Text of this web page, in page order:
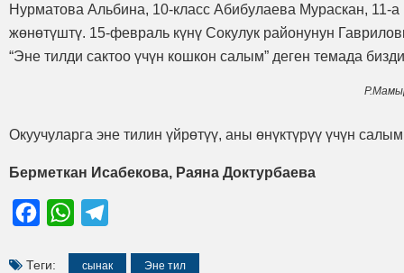
Нурматова Альбина, 10-класс Абибулаева Мураскан, 11-
жөнөтүштү. 15-февраль күнү Сокулук районунун
“Эне тилди сактоо үчүн кошкон салым” деген темада
Окуучуларга эне тилин үйрөтүү, аны өнүктүрүү үчүн
Берметкан Исабекова, Раяна Доктурбаева
FacebookWhatsApp
Теги: сынак Эне тил